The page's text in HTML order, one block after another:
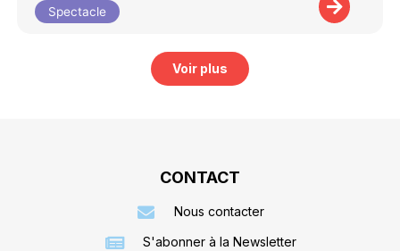
Spectacle
Voir plus
CONTACT
Nous contacter
S'abonner à la Newsletter